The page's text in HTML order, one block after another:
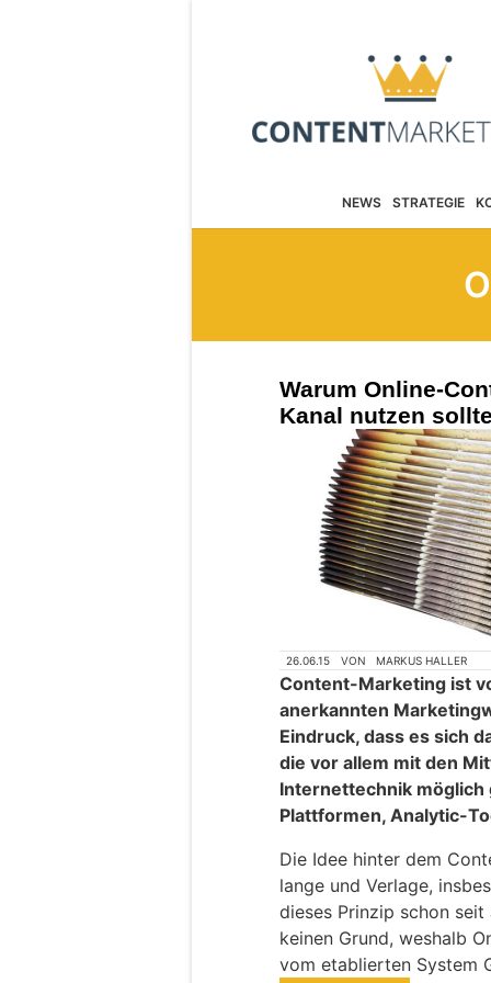
NEWS STRATEGIE
Warum Online-
Kanal nutzen
26.06.15 VON MARKUS HALLER
Content-Marketing ist
anerkannten
Eindruck, dass es sich
die vor allem mit den
Internettechnik möglich
Plattformen, Analytic-
Die Idee hinter dem
lange und Verlage,
dieses Prinzip schon
keinen Grund, weshalb
vom etablierten System